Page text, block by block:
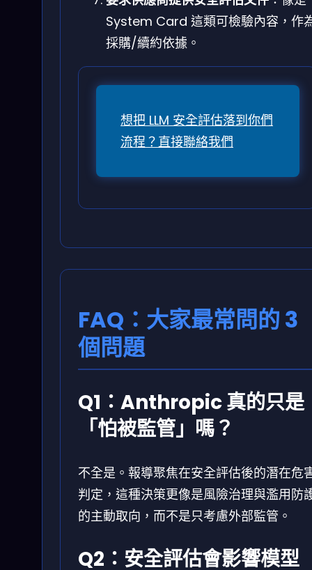
System Card 這類可檢驗內容，作
採購/續約依據。
想把 LLM 安全評估落到你們
流程？直接聯絡我們
FAQ：大家最常問的 3
個問題
Q1：Anthropic 真的只是
「怕被監管」嗎？
不全是。報導聚焦在安全評估後的潛在危
判定，這種決策更像是風險治理與濫用防
的主動取向，而不是只考慮外部監管。
Q2：安全評估會影響模型